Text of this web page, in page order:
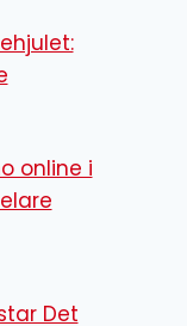
online i
Det